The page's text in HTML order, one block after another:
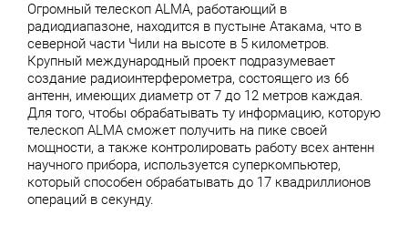
Огромный телескоп ALMA, работающий в
радиодиапазоне, находится в пустыне Атакама, что в
северной части Чили на высоте в 5 километров.
Крупный международный проект подразумевает
создание радиоинтерферометра, состоящего из 66
антенн, имеющих диаметр от 7 до 12 метров каждая.
Для того, чтобы обрабатывать ту информацию, которую
телескоп ALMA сможет получить на пике своей
мощности, а также контролировать работу всех антенн
научного прибора, используется суперкомпьютер,
который способен обрабатывать до 17 квадриллионов
операций в секунду.